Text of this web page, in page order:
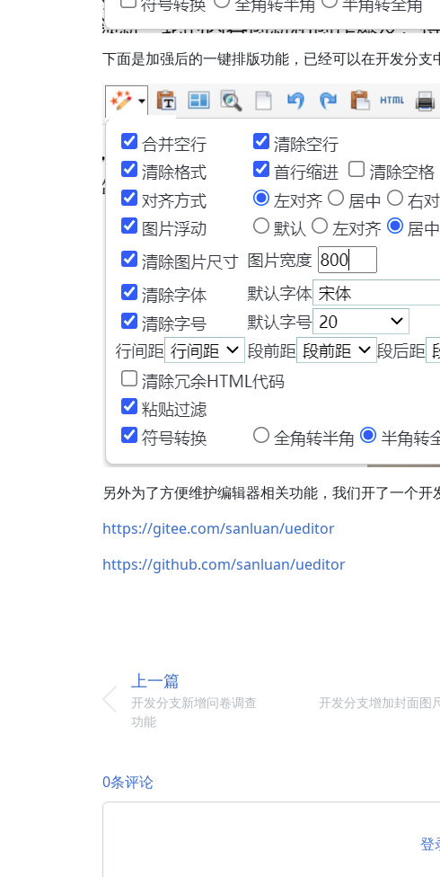
下面是加强后的一键排版功能，已经可以在开发分支
另外为了方便维护编辑器相关功能，我们开了一个开
https://gitee.com/sanluan/ueditor
https://github.com/sanluan/ueditor
上一篇
开发分支新增问卷调查
功能
开发分支增加封面图
0条评论
登